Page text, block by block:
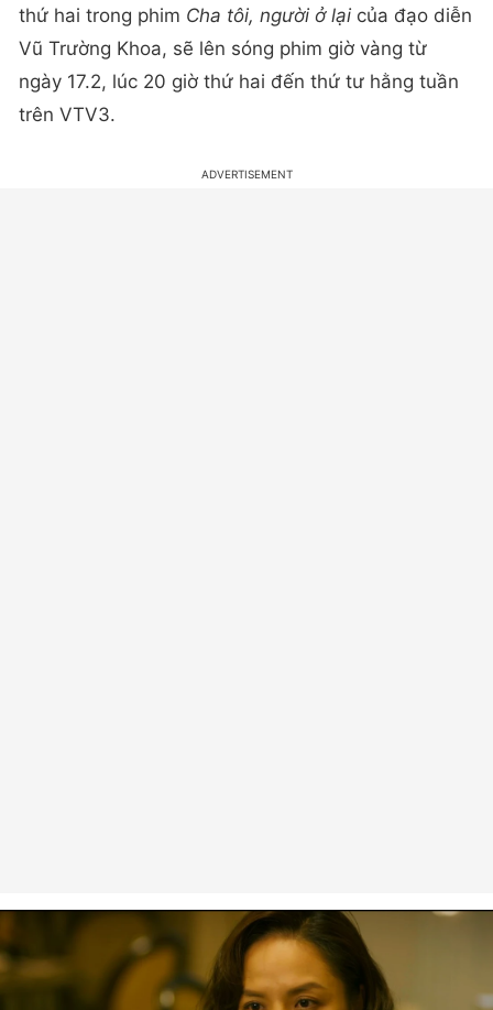
thứ hai trong phim Cha tôi, người ở lại của đạo diễn
Vũ Trường Khoa, sẽ lên sóng phim giờ vàng từ
ngày 17.2, lúc 20 giờ thứ hai đến thứ tư hằng tuần
trên VTV3.